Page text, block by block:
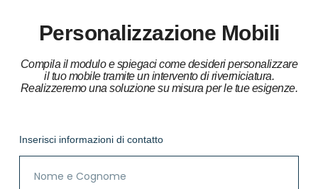
Personalizzazione Mobili
Compila il modulo e spiegaci come desideri personalizzare
il tuo mobile tramite un intervento di riverniciatura.
Realizzeremo una soluzione su misura per le tue esigenze.
Inserisci informazioni di contatto